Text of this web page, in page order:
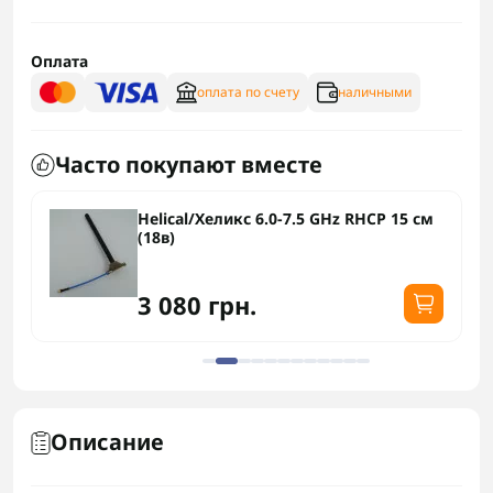
Оплата
оплата по счету наличными
Часто покупают вместе
Helical/Хеликс 6.0-7.5 GHz RHCP 15 см
(18в)
3 080 грн.
Описание